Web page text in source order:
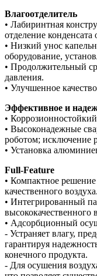
Влагоотделитель
• Лабиринтная
отделение конденсата
• Низкий унос
оборудование,
• Продолжительный
давления.
• Улучшенное
Эффективное и
•
• Высоконадежные
роботом; исключение
• Установка
Full-Feature
• Компактное
качественного воздуха.
• Интегрированный
высококачественного
• Адсорбционный
- Устраняет влагу,
гарантируя
конечного продукта.
- Для осушения